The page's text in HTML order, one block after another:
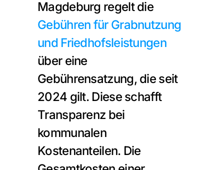
Gebühren für Grabnutzung
und Friedhofsleistungen
über eine
Gebührensatzung, die seit
2024 gilt. Diese schafft
Transparenz bei
kommunalen
Kostenanteilen. Die